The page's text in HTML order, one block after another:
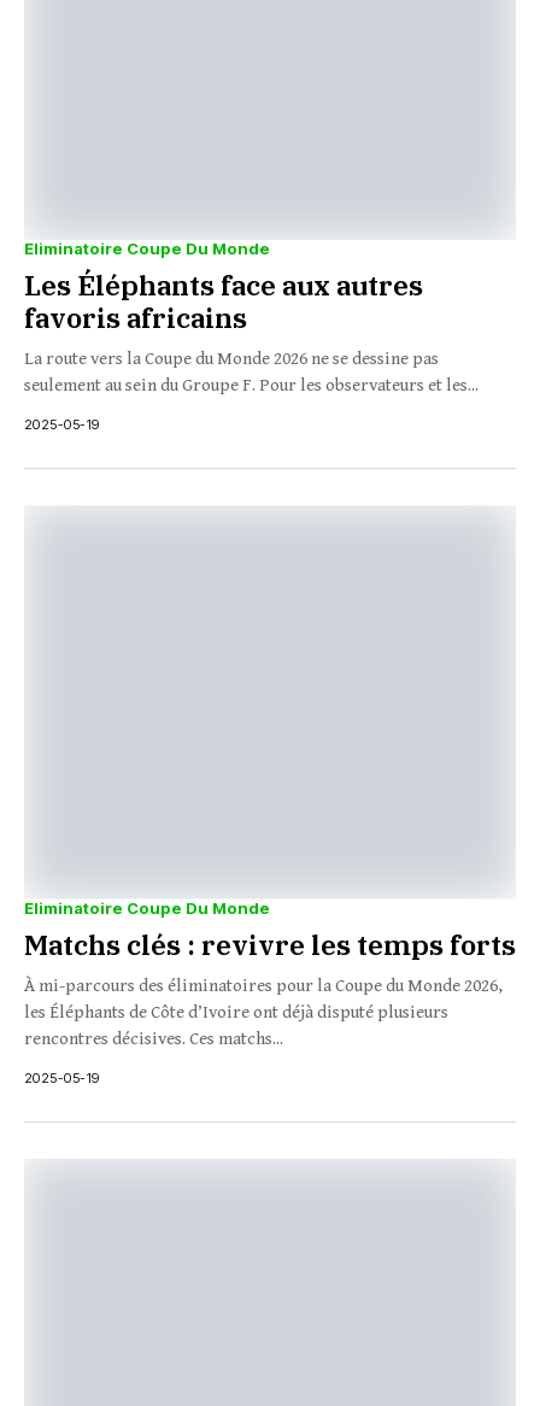
Eliminatoire Coupe Du Monde
Les Éléphants face aux autres
favoris africains
La route vers la Coupe du Monde 2026 ne se dessine pas
seulement au sein du Groupe F. Pour les observateurs et les...
2025-05-19
Eliminatoire Coupe Du Monde
Matchs clés : revivre les temps forts
À mi-parcours des éliminatoires pour la Coupe du Monde 2026,
les Éléphants de Côte d’Ivoire ont déjà disputé plusieurs
rencontres décisives. Ces matchs...
2025-05-19